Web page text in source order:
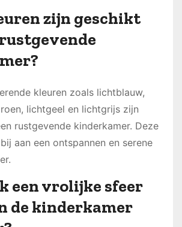
zijn geschikt
kleuren zoals lichtblauw,
lichtgeel en lichtgrijs zijn
rustgevende kinderkamer. Deze
aan een ontspannen en serene
een vrolijke sfeer
de kinderkamer